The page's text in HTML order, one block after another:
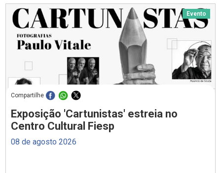
Evento
Compartilhe
Exposição 'Cartunistas' estreia no
Centro Cultural Fiesp
08 de agosto 2026